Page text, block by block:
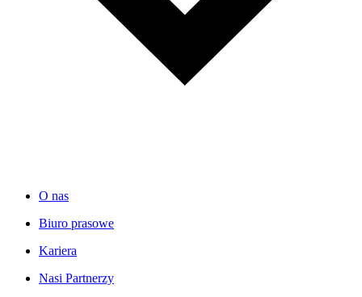
O nas
Biuro prasowe
Kariera
Nasi Partnerzy